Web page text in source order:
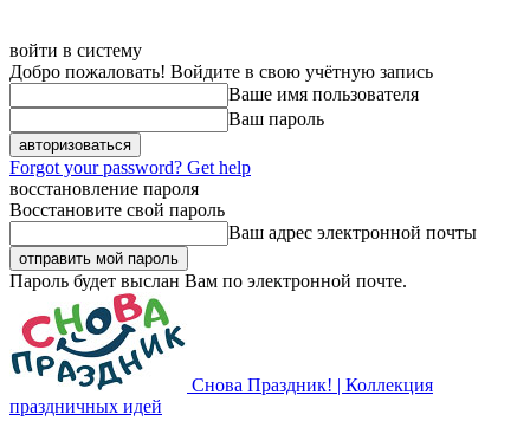
войти в систему
Добро пожаловать! Войдите в свою учётную запись
Ваше имя пользователя
Ваш пароль
Forgot your password? Get help
восстановление пароля
Восстановите свой пароль
Ваш адрес электронной почты
Пароль будет выслан Вам по электронной почте.
Снова Праздник! | Коллекция
праздничных идей